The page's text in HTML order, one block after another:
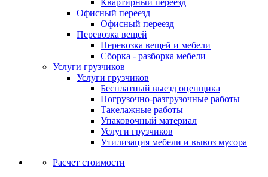
Квартирный переезд
Офисный переезд
Офисный переезд
Перевозка вещей
Перевозка вещей и мебели
Сборка - разборка мебели
Услуги грузчиков
Услуги грузчиков
Бесплатный выезд оценщика
Погрузочно-разгрузочные работы
Такелажные работы
Упаковочный материал
Услуги грузчиков
Утилизация мебели и вывоз мусора
Расчет стоимости